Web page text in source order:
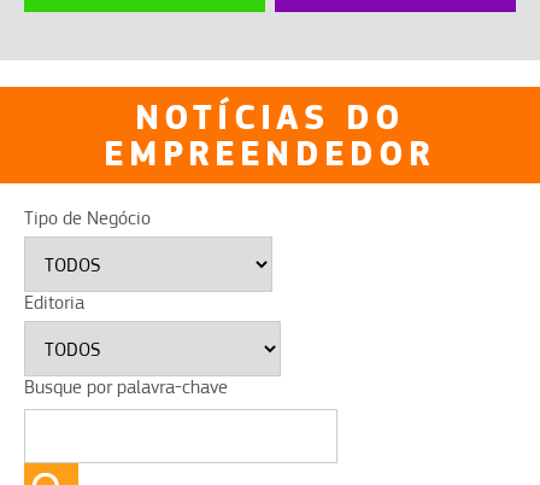
NOTÍCIAS DO
EMPREENDEDOR
Tipo de Negócio
Editoria
Busque por palavra-chave